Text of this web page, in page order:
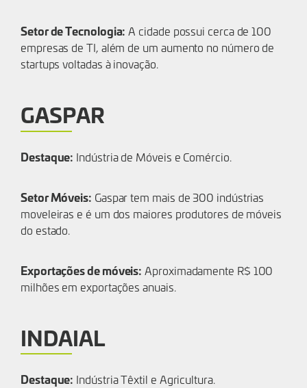
Setor de Tecnologia: A cidade possui cerca de 100
empresas de TI, além de um aumento no número de
startups voltadas à inovação.
GASPAR
Destaque: Indústria de Móveis e Comércio.
Setor Móveis: Gaspar tem mais de 300 indústrias
moveleiras e é um dos maiores produtores de móveis
do estado.
Exportações de móveis: Aproximadamente R$ 100
milhões em exportações anuais.
INDAIAL
Destaque: Indústria Têxtil e Agricultura.